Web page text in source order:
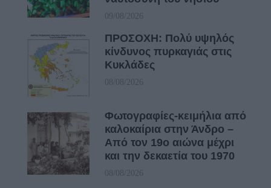
09/08/2026
ΠΡΟΣΟΧΗ: Πολύ υψηλός
κίνδυνος πυρκαγιάς στις
Κυκλάδες
08/08/2026
Φωτογραφίες-κειμήλια από
καλοκαίρια στην Άνδρο –
Από τον 19ο αιώνα μέχρι
και την δεκαετία του 1970
08/08/2026